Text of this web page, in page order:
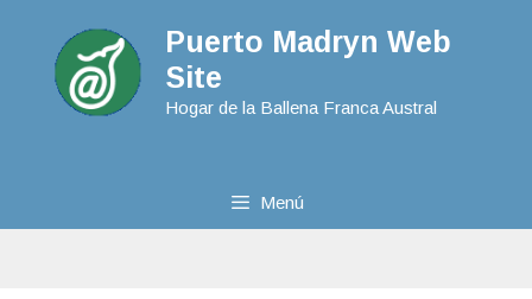
Puerto Madryn Web
Site
Hogar de la Ballena Franca Austral
Menú